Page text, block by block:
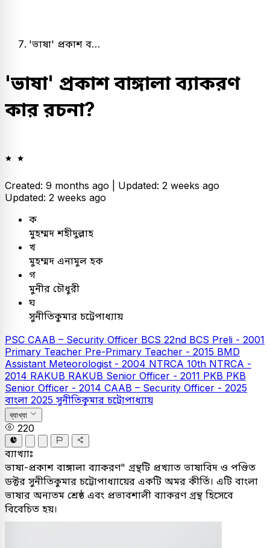
'ভাষা' প্রকাশ ব…
'ভাষা' প্রকাশ বাঙ্গালা ব্যাকরণ
কার রচনা?
Created: 9 months ago | Updated: 2 weeks ago
Updated: 2 weeks ago
ক
মুহম্মদ শহীদুল্লাহ
খ
মুহম্মদ এনামুল হক
গ
মুনীর চৌধুরী
ঘ
সুনীতিকুমার চট্টেপাধ্যায়
PSC CAAB – Security Officer BCS 22nd BCS Preli - 2001
Primary Teacher Pre-Primary Teacher - 2015 BMD
Assistant Meteorologist - 2004 NTRCA 10th NTRCA -
2014 RAKUB RAKUB Senior Officer - 2011 PKB PKB
Senior Officer - 2014 CAAB – Security Officer - 2025
বাংলা 2025 সুনীতিকুমার চট্টোপাধ্যায়
ব্যাখ্যা
220
ব্যাখ্যাঃ
ভাষা-প্রকাশ বাঙ্গালা ব্যাকরণ" গ্রন্থটি প্রখ্যাত ভাষাবিদ ও পণ্ডিত
ডক্টর সুনীতিকুমার চট্টোপাধ্যায়ের একটি অমর কীর্তি। এটি বাংলা
ভাষার অন্যতম শ্রেষ্ঠ এবং প্রভাবশালী ব্যাকরণ গ্রন্থ হিসেবে
বিবেচিত হয়।